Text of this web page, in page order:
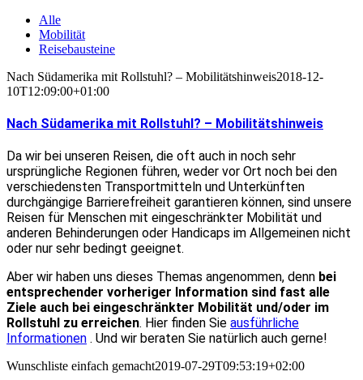
Alle
Mobilität
Reisebausteine
Nach Südamerika mit Rollstuhl? – Mobilitätshinweis2018-12-
10T12:09:00+01:00
Nach Südamerika mit Rollstuhl? – Mobilitätshinweis
Da wir bei unseren Reisen, die oft auch in noch sehr
ursprüngliche Regionen führen, weder vor Ort noch bei den
verschiedensten Transportmitteln und Unterkünften
durchgängige Barrierefreiheit garantieren können, sind unsere
Reisen für Menschen mit eingeschränkter Mobilität und
anderen Behinderungen oder Handicaps im Allgemeinen nicht
oder nur sehr bedingt geeignet.
Aber wir haben uns dieses Themas angenommen, denn bei
entsprechender vorheriger Information sind fast alle
Ziele auch bei eingeschränkter Mobilität und/oder im
Rollstuhl zu erreichen. Hier finden Sie ausführliche
Informationen . Und wir beraten Sie natürlich auch gerne!
Wunschliste einfach gemacht2019-07-29T09:53:19+02:00